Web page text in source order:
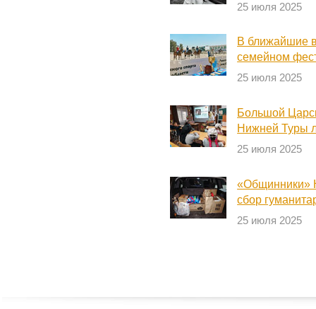
25 июля 2025
В ближайшие
семейном
25 июля 2025
Большой
Нижней Туры
25 июля 2025
«Общинники»
сбор
25 июля 2025